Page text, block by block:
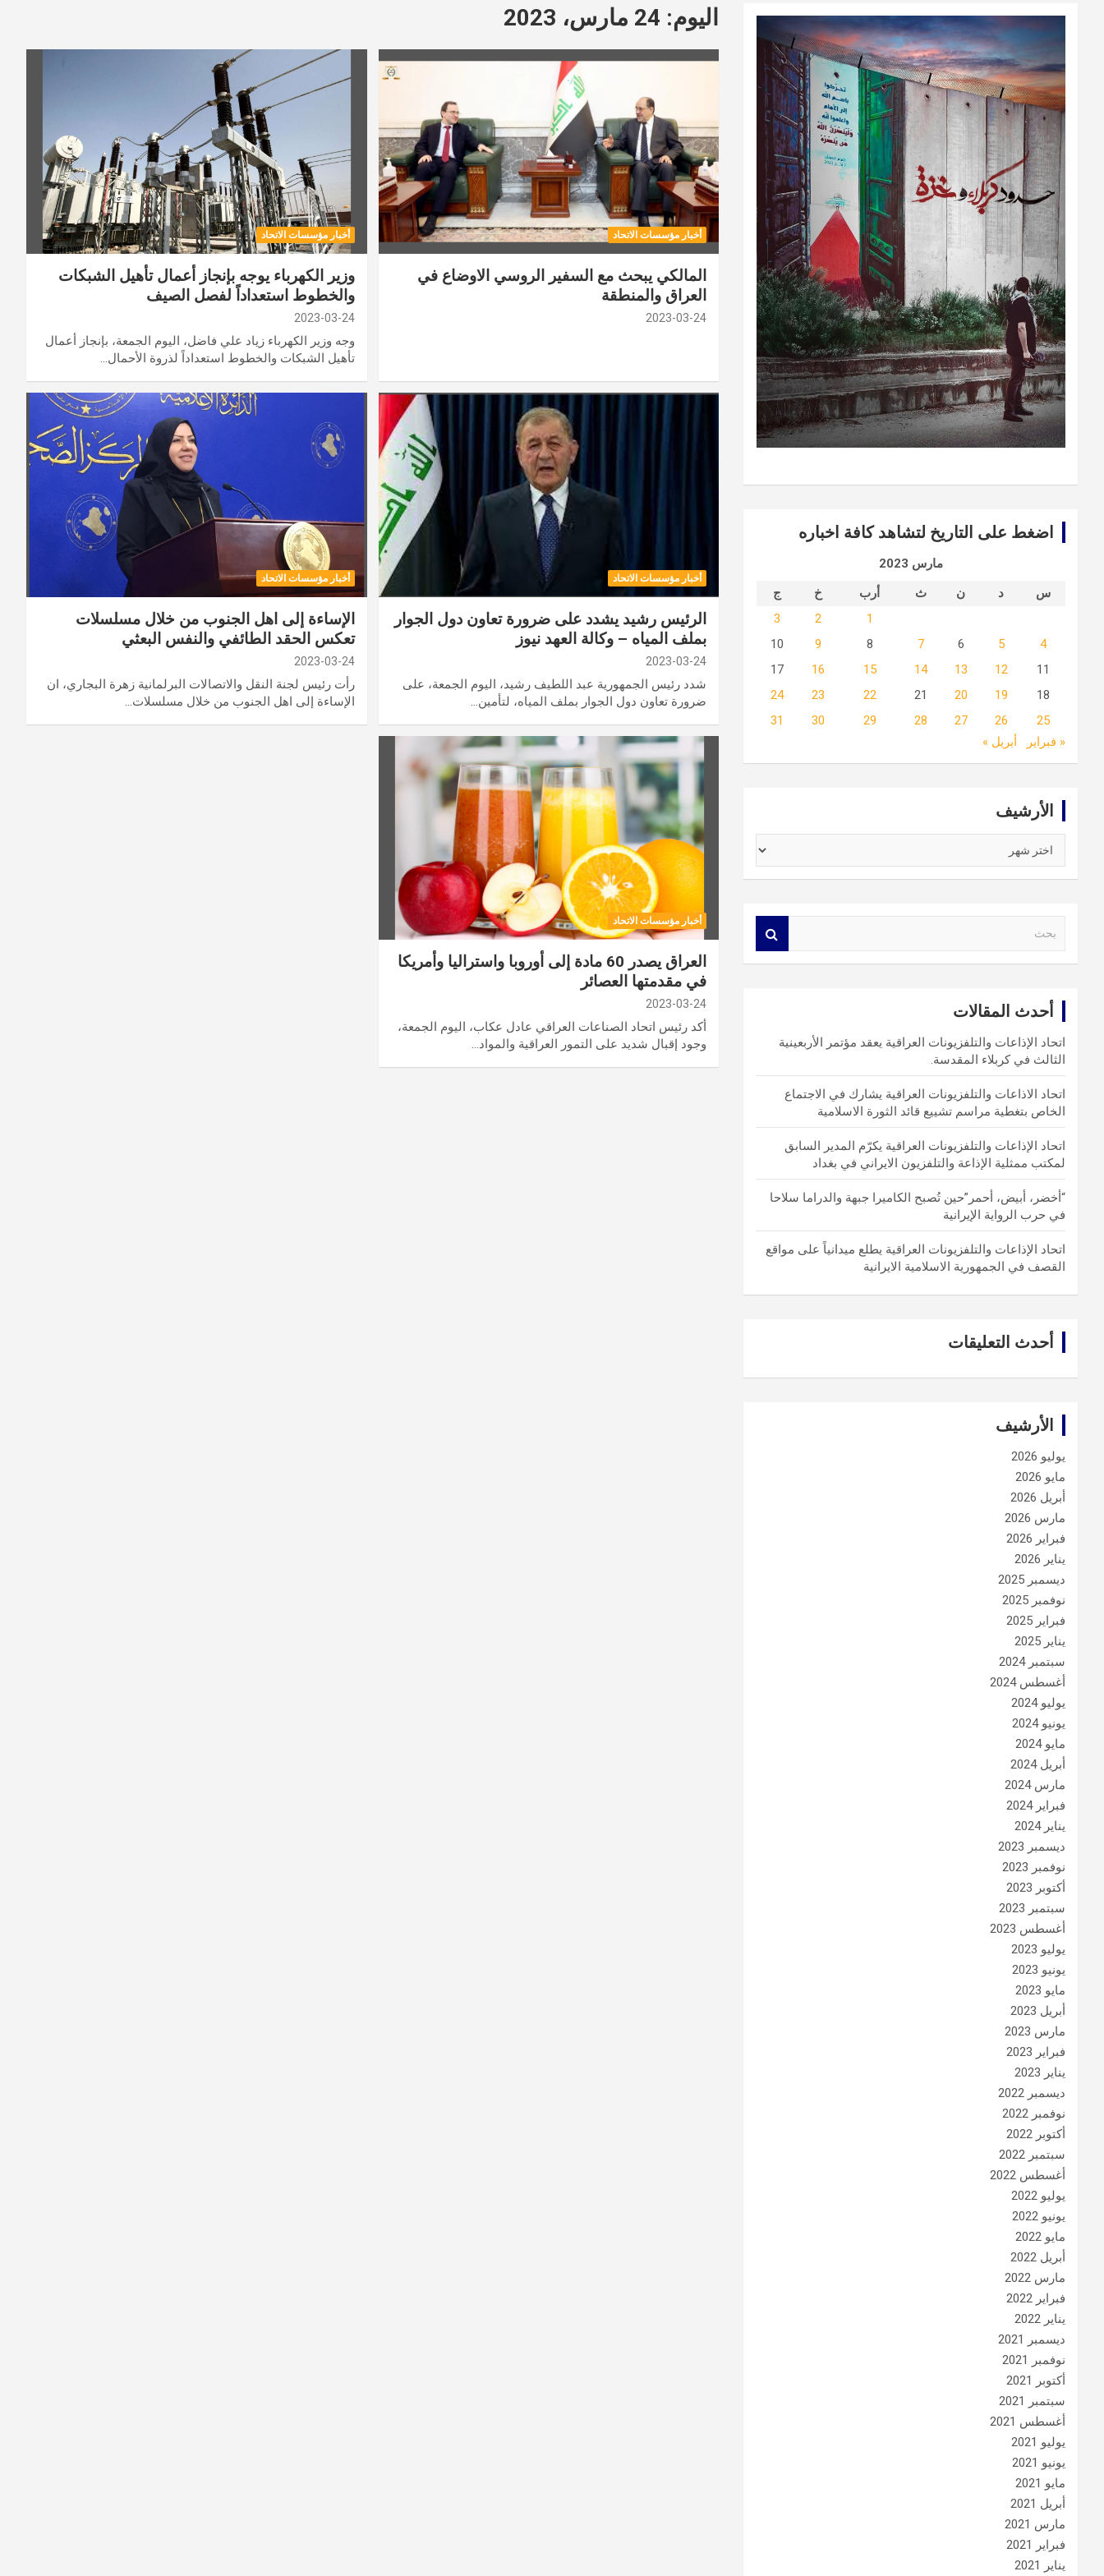
اليوم: 24 مارس، 2023
أخبار مؤسسات الاتحاد
المالكي يبحث مع السفير الروسي الاوضاع في
العراق والمنطقة
2023-03-24
أخبار مؤسسات الاتحاد
وزير الكهرباء يوجه بإنجاز أعمال تأهيل الشبكات
والخطوط استعداداً لفصل الصيف
2023-03-24
وجه وزير الكهرباء زياد علي فاضل، اليوم الجمعة، بإنجاز أعمال
تأهيل الشبكات والخطوط استعداداً لذروة الأحمال…
أخبار مؤسسات الاتحاد
الرئيس رشيد يشدد على ضرورة تعاون دول الجوار
بملف المياه – وكالة العهد نيوز
2023-03-24
شدد رئيس الجمهورية عبد اللطيف رشيد، اليوم الجمعة، على
ضرورة تعاون دول الجوار بملف المياه، لتأمين…
أخبار مؤسسات الاتحاد
الإساءة إلى اهل الجنوب من خلال مسلسلات
تعكس الحقد الطائفي والنفس البعثي
2023-03-24
رأت رئيس لجنة النقل والاتصالات البرلمانية زهرة البجاري، ان
الإساءة إلى اهل الجنوب من خلال مسلسلات…
أخبار مؤسسات الاتحاد
العراق يصدر 60 مادة إلى أوروبا واستراليا وأمريكا
في مقدمتها العصائر
2023-03-24
أكد رئيس اتحاد الصناعات العراقي عادل عكاب، اليوم الجمعة،
وجود إقبال شديد على التمور العراقية والمواد…
اضغط على التاريخ لتشاهد كافة اخباره
مارس 2023
س
د ن ث أرب خ
ج
1
2
3
4
5
6
7
8
9
10
11
12
13
14
15
16
17
18
19
20
21
22
23
24
25
26
27
28
29
30
31
« فبراير
أبريل »
الأرشيف
أحدث المقالات
اتحاد الإذاعات والتلفزيونات العراقية يعقد مؤتمر الأربعينية
الثالث في كربلاء المقدسة.
اتحاد الاذاعات والتلفزيونات العراقية يشارك في الاجتماع
الخاص بتغطية مراسم تشييع قائد الثورة الاسلامية
اتحاد الإذاعات والتلفزيونات العراقية يكرّم المدير السابق
لمكتب ممثلية الإذاعة والتلفزيون الايراني في بغداد
“أخضر، أبيض، أحمر”حين تُصبح الكاميرا جبهة والدراما سلاحا
في حرب الرواية الإيرانية
اتحاد الإذاعات والتلفزيونات العراقية يطلع ميدانياً على مواقع
القصف في الجمهورية الاسلامية الايرانية
أحدث التعليقات
الأرشيف
يوليو 2026
مايو 2026
أبريل 2026
مارس 2026
فبراير 2026
يناير 2026
ديسمبر 2025
نوفمبر 2025
فبراير 2025
يناير 2025
سبتمبر 2024
أغسطس 2024
يوليو 2024
يونيو 2024
مايو 2024
أبريل 2024
مارس 2024
فبراير 2024
يناير 2024
ديسمبر 2023
نوفمبر 2023
أكتوبر 2023
سبتمبر 2023
أغسطس 2023
يوليو 2023
يونيو 2023
مايو 2023
أبريل 2023
مارس 2023
فبراير 2023
يناير 2023
ديسمبر 2022
نوفمبر 2022
أكتوبر 2022
سبتمبر 2022
أغسطس 2022
يوليو 2022
يونيو 2022
مايو 2022
أبريل 2022
مارس 2022
فبراير 2022
يناير 2022
ديسمبر 2021
نوفمبر 2021
أكتوبر 2021
سبتمبر 2021
أغسطس 2021
يوليو 2021
يونيو 2021
مايو 2021
أبريل 2021
مارس 2021
فبراير 2021
يناير 2021